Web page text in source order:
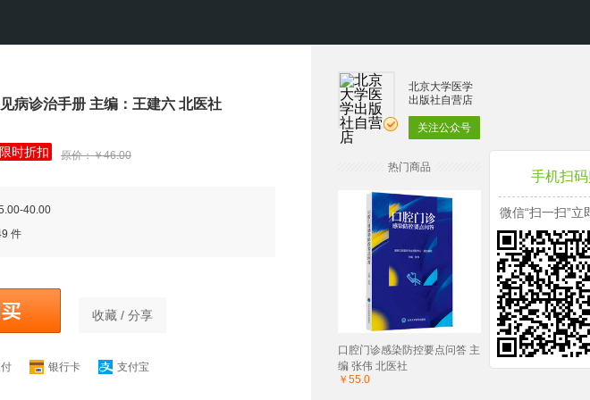
病诊治手册 主编：王建六 北医社
限时折扣 原价：￥46.00
40.00
件
收藏 / 分享
银行卡 支付宝
北京大学医学
出版社自营店
关注公众号
热门商品
口腔门诊感染防控要点问答 主
编 张伟 北医社
￥55.0
手机扫
微信“扫一扫”立